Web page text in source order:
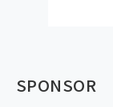
SPONSOR